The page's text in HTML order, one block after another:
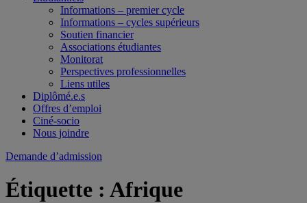
Informations – premier cycle
Informations – cycles supérieurs
Soutien financier
Associations étudiantes
Monitorat
Perspectives professionnelles
Liens utiles
Diplômé.e.s
Offres d’emploi
Ciné-socio
Nous joindre
Demande d’admission
Étiquette : Afrique